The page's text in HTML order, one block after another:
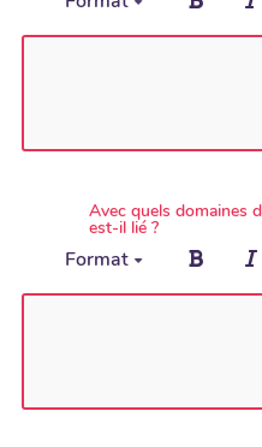
Avec quels domaines
est-il lié ?
Format